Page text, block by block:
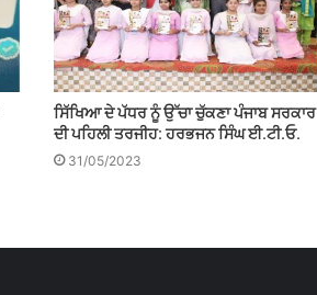
ਸਿੱਖਿਆ ਦੇ ਪੱਧਰ ਨੂੰ ਉੱਚਾ ਚੁੱਕਣਾ ਪੰਜਾਬ ਸਰਕਾਰ
ਦੀ ਪਹਿਲੀ ਤਰਜੀਹ: ਹਰਭਜਨ ਸਿੰਘ ਈ.ਟੀ.ਓ.
31/05/2023